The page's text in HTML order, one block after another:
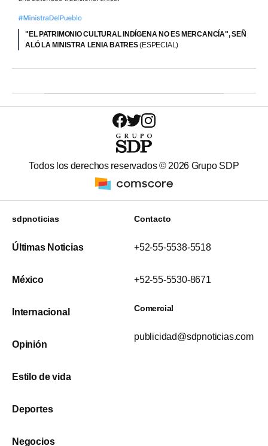
"EL PATRIMONIO CULTURAL INDÍGENA NO ES MERCANCÍA", SEÑ
ALÓ LA MINISTRA LENIA BATRES(ESPECIAL)
Todos los derechos reservados © 2026 Grupo SDP
sdpnoticias
Últimas Noticias
México
Internacional
Opinión
Estilo de vida
Deportes
Negocios
Contacto
+52-55-5538-5518
+52-55-5530-8671
Comercial
publicidad@sdpnoticias.com